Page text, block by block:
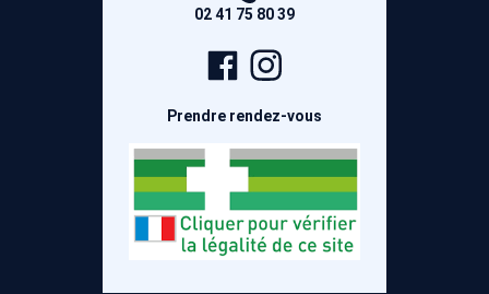
02 41 75 80 39
Page
Facebook
Prendre rendez-vous